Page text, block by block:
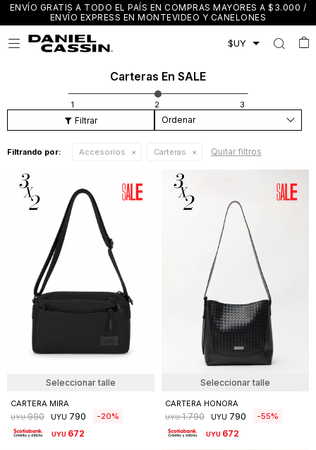
ENVÍO GRATIS A TODO EL PAÍS EN COMPRAS MAYORES A $3.000 /
ENVÍO EXPRESS EN MONTEVIDEO Y CANELONES

Carteras En SALE
Recomendados
Filtrando por: Accesorios Carteras Quitar filtros
Seleccionar talle
CARTERA MIRA
UYU 990 UYU 790 20
UYU 672
Seleccionar talle
CARTERA HONORA
UYU 1.790 UYU 790 55
UYU 672